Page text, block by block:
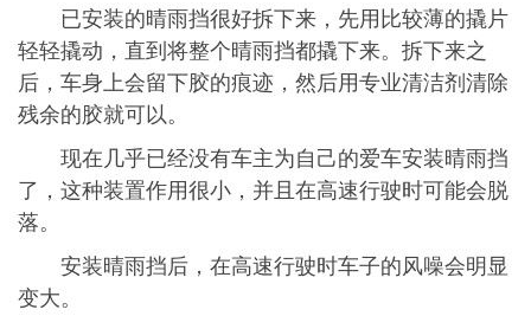
已安装的晴雨挡很好拆下来，先用比较薄的撬片
轻轻撬动，直到将整个晴雨挡都撬下来。拆下来之
后，车身上会留下胶的痕迹，然后用专业清洁剂清除
残余的胶就可以。
现在几乎已经没有车主为自己的爱车安装晴雨挡
了，这种装置作用很小，并且在高速行驶时可能会脱
落。
安装晴雨挡后，在高速行驶时车子的风噪会明显
变大。